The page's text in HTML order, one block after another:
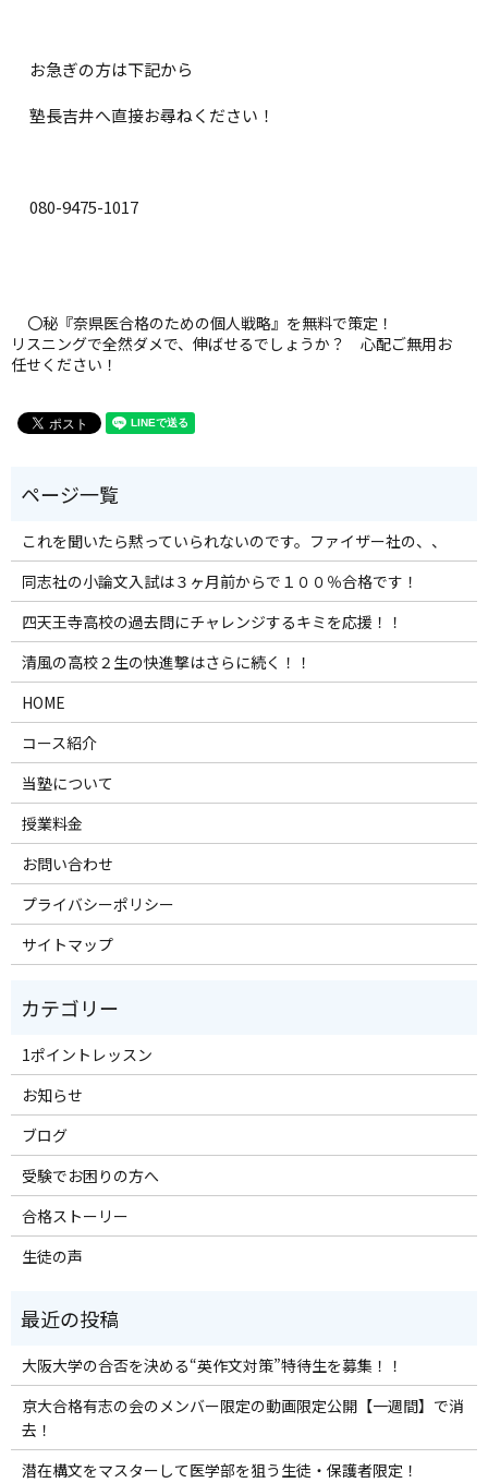
お急ぎの方は下記から
塾長吉井へ直接お尋ねください！
080-9475-1017
〇秘『奈県医合格のための個人戦略』を無料で策定！
リスニングで全然ダメで、伸ばせるでしょうか？ 心配ご無用お
任せください！
これを聞いたら黙っていられないのです。ファイザー社の、、
同志社の小論文入試は３ヶ月前からで１００％合格です！
四天王寺高校の過去問にチャレンジするキミを応援！！
清風の高校２生の快進撃はさらに続く！！
HOME
コース紹介
当塾について
授業料金
お問い合わせ
プライバシーポリシー
サイトマップ
1ポイントレッスン
お知らせ
ブログ
受験でお困りの方へ
合格ストーリー
生徒の声
大阪大学の合否を決める“英作文対策”特待生を募集！！
京大合格有志の会のメンバー限定の動画限定公開【一週間】で消
去！
潜在構文をマスターして医学部を狙う生徒・保護者限定！